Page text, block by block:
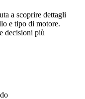
a scoprire dettagli
e tipo di motore.
decisioni più